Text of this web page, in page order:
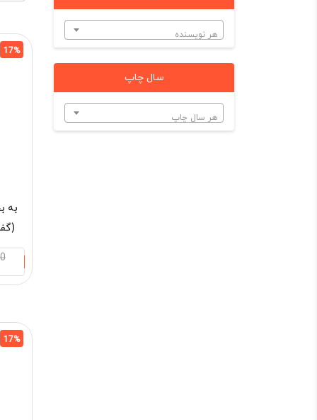
هر نویسنده
سال چاپ
هر سال چاپ
17%
17%